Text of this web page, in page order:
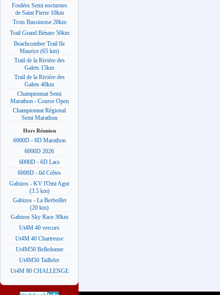
Foulées Semi nocturnes
de Saint Pierre 10km
Trois Bassinoise 28km
Trail Grand Bénare 50km
Beachcomber Trail Ile
Maurice (65 km)
Trail de la Rivière des
Galets 15km
Trail de la Rivière des
Galets 40km
Championnat Semi
Marathon - Course Open
Championnat Régional
Semi Marathon
Hors Réunion
6000D - 6D Marathon
6000D 2026
6000D - 6D Lacs
6000D - 6d Crêtes
Gabizos - KV l'Omi Agut
(3.5 km)
Gabizos - La Berbeillet
(20 km)
Gabizos Sky Race 30km
Ut4M 40 vercors
Ut4M 40 Chartreuse
Ut4M50 Belledonne
Ut4M50 Taillefer
Ut4M 80 CHALLENGE